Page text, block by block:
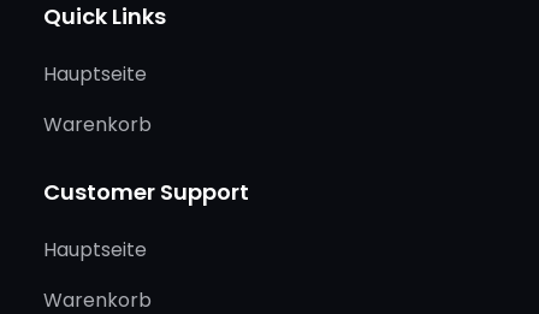
Quick Links
Hauptseite
Warenkorb
Customer Support
Hauptseite
Warenkorb